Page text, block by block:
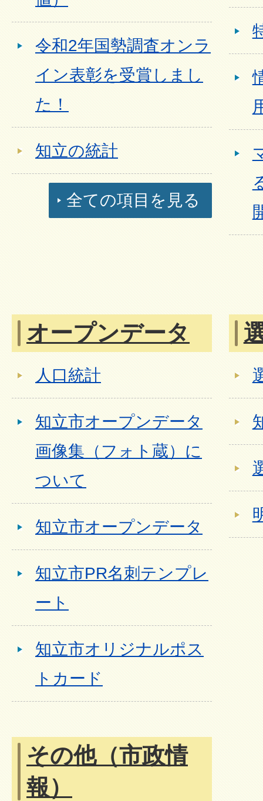
令和2年国勢調査オンラ
イン表彰を受賞しまし
た！
知立の統計
全ての項目を見る
オープンデータ
人口統計
知立市オープンデータ
画像集（フォト蔵）に
ついて
知立市オープンデータ
知立市PR名刺テンプレ
ート
知立市オリジナルポス
トカード
その他（市政情
報）